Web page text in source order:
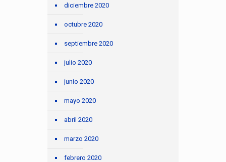
diciembre 2020
octubre 2020
septiembre 2020
julio 2020
junio 2020
mayo 2020
abril 2020
marzo 2020
febrero 2020